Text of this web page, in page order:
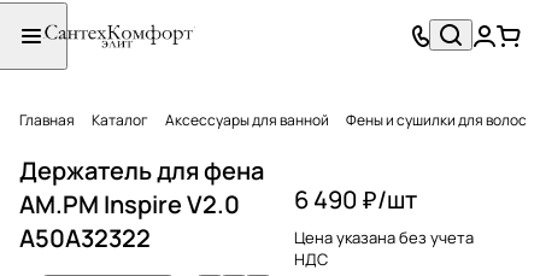
Главная Каталог Аксессуары для ванной Фены и сушилки для волос
Держатель для фена
AM.PM Inspire V2.0
A50A32322
6 490 ₽/шт
Цена указана без учета
НДС